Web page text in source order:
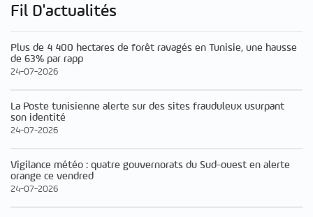
Fil D'actualités
Plus de 4 400 hectares de forêt ravagés en Tunisie, une hausse
de 63% par rapp
24-07-2026
La Poste tunisienne alerte sur des sites frauduleux usurpant
son identité
24-07-2026
Vigilance météo : quatre gouvernorats du Sud-ouest en alerte
orange ce vendred
24-07-2026